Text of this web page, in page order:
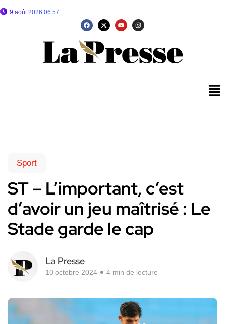
9 août 2026 06:57
Sport
ST – L’important, c’est
d’avoir un jeu maîtrisé : Le
Stade garde le cap
La Presse
10 octobre 2024 4 min de lecture